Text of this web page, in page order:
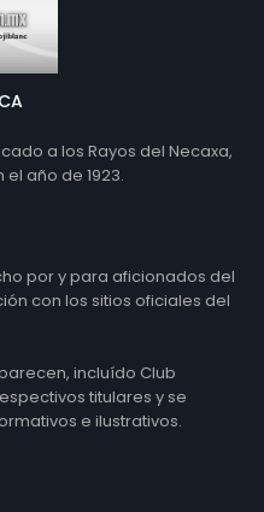
a los Rayos del Necaxa,
año de 1923.
por y para aficionados del
con los sitios oficiales del
incluído Club
titulares y se
e ilustrativos.